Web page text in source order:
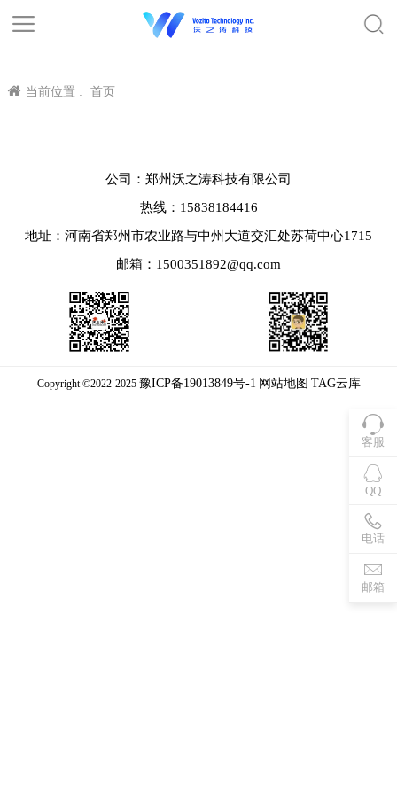
当前位置 : 首页
客服
QQ
电话
邮箱
公司：郑州沃之涛科技有限公司
热线：15838184416
地址：河南省郑州市农业路与中州大道交汇处苏荷中心1715
邮箱：1500351892@qq.com
Copyright ©2022-2025 豫ICP备19013849号-1 网站地图 TAG云库